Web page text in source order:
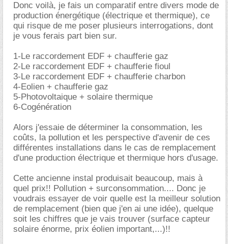
Donc voilà, je fais un comparatif entre divers mode de
production énergétique (électrique et thermique), ce
qui risque de me poser plusieurs interrogations, dont
je vous ferais part bien sur.
1-Le raccordement EDF + chaufferie gaz
2-Le raccordement EDF + chaufferie fioul
3-Le raccordement EDF + chaufferie charbon
4-Eolien + chaufferie gaz
5-Photovoltaique + solaire thermique
6-Cogénération
Alors j'essaie de déterminer la consommation, les
coûts, la pollution et les perspective d'avenir de ces
différentes installations dans le cas de remplacement
d'une production électrique et thermique hors d'usage.
Cette ancienne instal produisait beaucoup, mais à
quel prix!! Pollution + surconsommation.... Donc je
voudrais essayer de voir quelle est la meilleur solution
de remplacement (bien que j'en ai une idée), quelque
soit les chiffres que je vais trouver (surface capteur
solaire énorme, prix éolien important,...)!!